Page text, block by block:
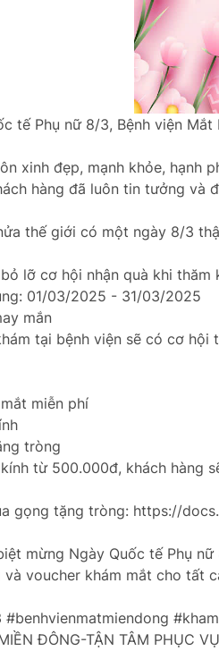
tế Phụ nữ 8/3, Bệnh viện
xinh đẹp, mạnh khỏe, hạnh
hàng đã luôn tin tưởng và
thế giới có một ngày 8/3
lỡ cơ hội nhận quà khi thăm
01/03/2025 - 31/03/2025
mắn
tại bệnh viện sẽ có cơ
miễn phí
tròng
từ 500.000đ, khách hàng
gọng tặng tròng: https://
mừng Ngày Quốc tế Phụ nữ
và voucher khám mắt cho tất
#benhvienmatmiendong
ĐÔNG-TẬN TÂM PHỤC VỤ